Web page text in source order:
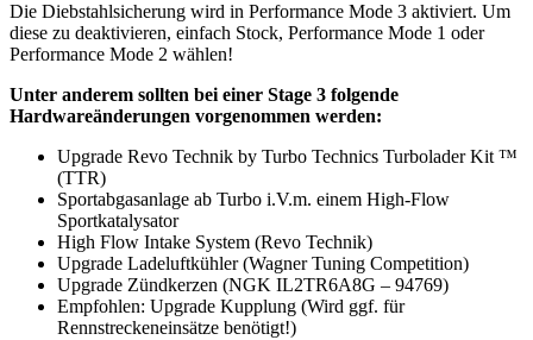
Die Diebstahlsicherung wird in Performance Mode 3 aktiviert. Um
diese zu deaktivieren, einfach Stock, Performance Mode 1 oder
Performance Mode 2 wählen!
Unter anderem sollten bei einer Stage 3 folgende
Hardwareänderungen vorgenommen werden:
Upgrade Revo Technik by Turbo Technics Turbolader Kit ™
(TTR)
Sportabgasanlage ab Turbo i.V.m. einem High-Flow
Sportkatalysator
High Flow Intake System (Revo Technik)
Upgrade Ladeluftkühler (Wagner Tuning Competition)
Upgrade Zündkerzen (NGK IL2TR6A8G – 94769)
Empfohlen: Upgrade Kupplung (Wird ggf. für
Rennstreckeneinsätze benötigt!)